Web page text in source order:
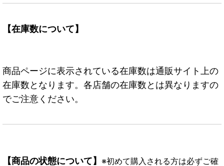
【在庫数について】
商品ページに表示されている在庫数は通販サイト上の
在庫数となります。各店舗の在庫数とは異なりますの
でご注意ください。
【商品の状態について】 ※初めて購入される方は必ずご確